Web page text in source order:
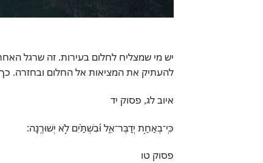
יש מי שמצליח לחלום בעירות. זה שרגל
להעתיק את המציאות אל החלום ובחזרה.
איוב לג, פסוק יד
כִּֽי־בְאַחַ֥ת יְדַבֶּר־אֵ֑ל וּ֝בִשְׁתַּ֗יִם לֹ֣א יְשׁוּרֶֽנָּה׃
פסוק טו